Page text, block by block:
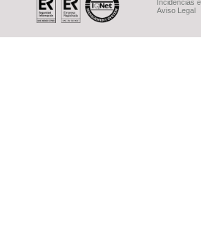
Incidencias
Aviso Legal